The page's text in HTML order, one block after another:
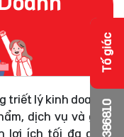
triết lý kinh doanh
dịch vụ và giá
lợi ích tối đa cho
Tố giác